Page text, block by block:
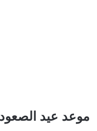
موعد عيد الصعود